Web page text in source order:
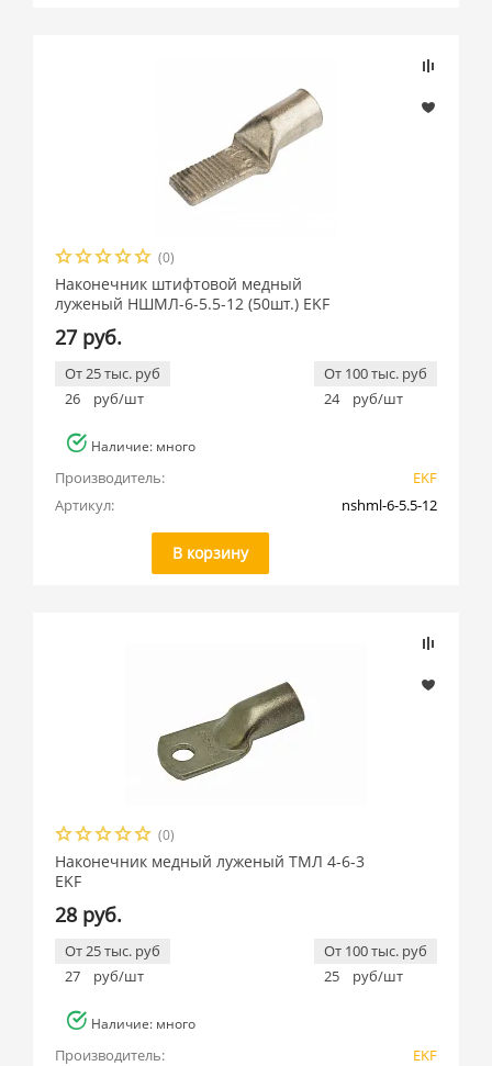
(0)
Наконечник штифтовой медный
луженый НШМЛ-6-5.5-12 (50шт.) EKF
27 руб.
От 25 тыс. руб
26
руб/шт
От 100 тыс. руб
24
руб/шт
Наличие: много
Производитель:
EKF
Артикул:
nshml-6-5.5-12
В корзину
(0)
Наконечник медный луженый ТМЛ 4-6-3
EKF
28 руб.
От 25 тыс. руб
27
руб/шт
От 100 тыс. руб
25
руб/шт
Наличие: много
Производитель:
EKF